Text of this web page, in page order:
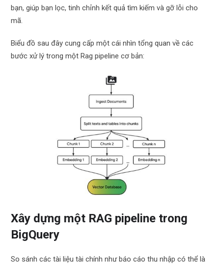
bạn, giúp bạn lọc, tinh chỉnh kết quả tìm kiếm và gỡ lỗi cho
mã.
Biểu đồ sau đây cung cấp một cái nhìn tổng quan về các
bước xử lý trong một Rag pipeline cơ bản:
Xây dựng một RAG pipeline trong
BigQuery
So sánh các tài liệu tài chính như báo cáo thu nhập có thể là